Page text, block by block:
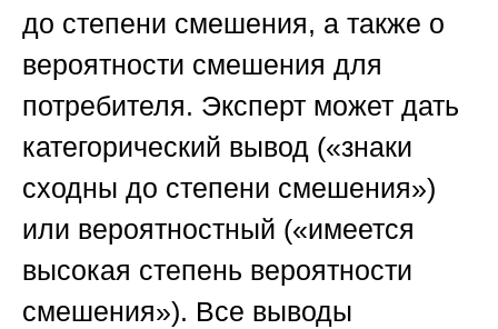
до степени смешения, а также о
вероятности смешения для
потребителя. Эксперт может дать
категорический вывод («знаки
сходны до степени смешения»)
или вероятностный («имеется
высокая степень вероятности
смешения»). Все выводы